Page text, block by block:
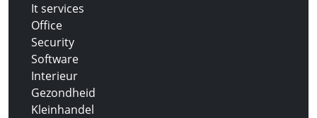
It services
Office
Security
Software
Interieur
Gezondheid
Kleinhandel